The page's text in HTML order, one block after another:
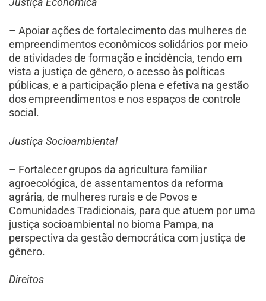
– Apoiar ações de fortalecimento das mulheres de
empreendimentos econômicos solidários por meio
de atividades de formação e incidência, tendo em
vista a justiça de gênero, o acesso às políticas
públicas, e a participação plena e efetiva na gestão
dos empreendimentos e nos espaços de controle
social.
Justiça Socioambiental
– Fortalecer grupos da agricultura familiar
agroecológica, de assentamentos da reforma
agrária, de mulheres rurais e de Povos e
Comunidades Tradicionais, para que atuem por uma
justiça socioambiental no bioma Pampa, na
perspectiva da gestão democrática com justiça de
gênero.
Direitos